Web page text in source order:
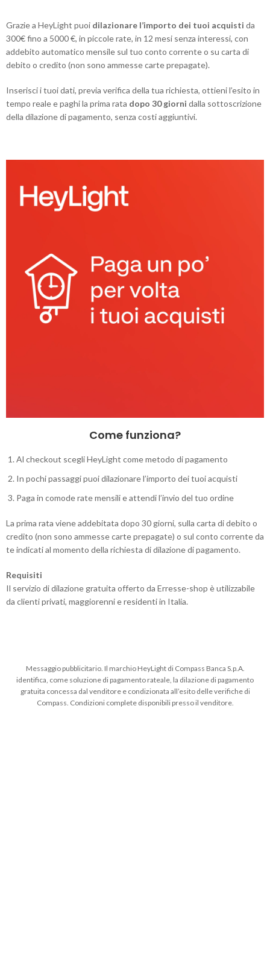
Grazie a HeyLight puoi dilazionare l’importo dei tuoi acquisti da
300€ fino a 5000 €, in piccole rate, in 12 mesi senza interessi, con
addebito automatico mensile sul tuo conto corrente o su carta di
debito o credito (non sono ammesse carte prepagate).
Inserisci i tuoi dati, previa verifica della tua richiesta, ottieni l’esito in
tempo reale e paghi la prima rata dopo 30 giorni dalla sottoscrizione
della dilazione di pagamento, senza costi aggiuntivi.
Come funziona?
Al checkout scegli HeyLight come metodo di pagamento
In pochi passaggi puoi dilazionare l’importo dei tuoi acquisti
Paga in comode rate mensili e attendi l’invio del tuo ordine
La prima rata viene addebitata dopo 30 giorni, sulla carta di debito o
credito (non sono ammesse carte prepagate) o sul conto corrente da
te indicati al momento della richiesta di dilazione di pagamento.
Requisiti
Il servizio di dilazione gratuita offerto da Erresse-shop è utilizzabile
da clienti privati, maggiorenni e residenti in Italia.
Messaggio pubblicitario. Il marchio HeyLight di Compass Banca S.p.A.
identifica, come soluzione di pagamento rateale, la dilazione di pagamento
gratuita concessa dal venditore e condizionata all’esito delle verifiche di
Compass. Condizioni complete disponibili presso il venditore.